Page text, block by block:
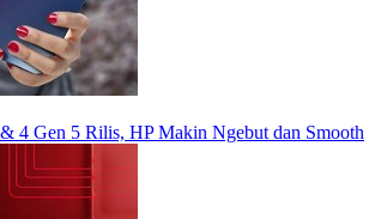
4 Gen 5 Rilis, HP Makin Ngebut dan Smooth